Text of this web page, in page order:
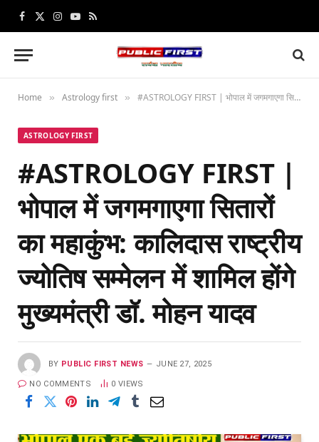
Facebook
X
Instagram
YouTube
RSS
Home » Astrology first » #ASTROLOGY FIRST | भोपाल में जगमगाएगा सितारों का महाकुंभ: कालिदास राष्ट्रीय ज्योतिष सम्मेलन में शामिल होंगे मुख्यमंत्री डॉ. मोहन यादव
ASTROLOGY FIRST
#ASTROLOGY FIRST |
भोपाल में जगमगाएगा सितारों
का महाकुंभ: कालिदास राष्ट्रीय
ज्योतिष सम्मेलन में शामिल होंगे
मुख्यमंत्री डॉ. मोहन यादव
BY PUBLIC FIRST NEWS JUNE 27, 2025
NO COMMENTS 0 VIEWS